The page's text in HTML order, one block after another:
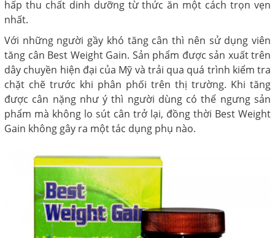
hấp thu chất dinh dưỡng từ thức ăn một cách trọn vẹn
nhất.
Với những người gầy khó tăng cân thì nên sử dụng viên
tăng cân Best Weight Gain. Sản phẩm được sản xuất trên
dây chuyền hiện đại của Mỹ và trải qua quá trình kiểm tra
chặt chẽ trước khi phân phối trên thị trường. Khi tăng
được cân nặng như ý thì người dùng có thể ngưng sản
phẩm mà không lo sút cân trở lại, đồng thời Best Weight
Gain không gây ra một tác dụng phụ nào.